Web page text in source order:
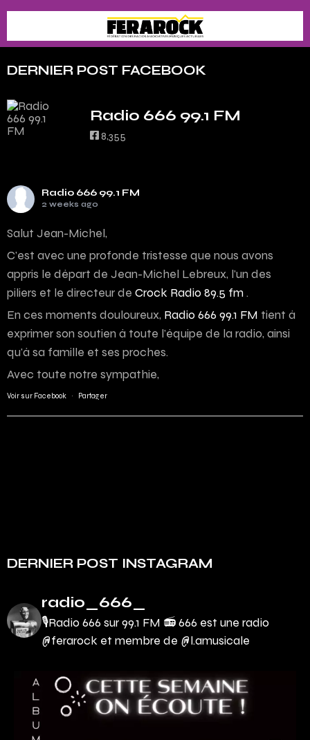
DERNIER POST FACEBOOK
Radio 666 99.1 FM
8,355
Radio 666 99.1 FM
2 weeks ago
Salut Jean-Michel,
C’est avec une profonde tristesse que nous avons
appris le départ de Jean-Michel Lebreux, l’un des
piliers et le directeur de Crock Radio 89.5 fm .
En ces moments douloureux, Radio 666 99.1 FM tient à
exprimer son soutien à toute l’équipe de la radio, ainsi
qu’à sa famille et ses proches.
Avec toute notre sympathie,
Voir sur Facebook · Partager
DERNIER POST INSTAGRAM
radio_666_
🎙Radio 666 sur 99.1 FM 📻666 est une radio
@ferarock et membre de @l.amusicale